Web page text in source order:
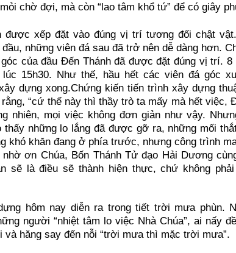
chờ đợi, mà còn “lao tâm khổ tứ” để có giây
được xếp đặt vào đúng vị trí tương đối chật
đầu, những viên đá sau đã trở nên dễ dàng hơn.
của đầu Đến Thánh đã được đặt đúng vị trí. 8
lúc 15h30. Như thế, hầu hết các viên đá góc
dựng xong.Chứng kiến tiến trình xây dựng
“cứ thế này thì thầy trò ta mấy mà hết việc,
nhiên, mọi việc không đơn giản như vậy.
thấy những lo lắng đã được gỡ ra, những mối
khó khăn đang ở phía trước, nhưng công trình
ơn Chúa, Bốn Thánh Tử đạo Hải Dương
sẽ là điều sẽ thành hiện thực, chứ không
hôm nay diễn ra trong tiết trời mưa phùn.
người “nhiệt tâm lo việc Nhà Chúa”, ai nấy
và hăng say đến nỗi “trời mưa thì mặc trời mưa”.